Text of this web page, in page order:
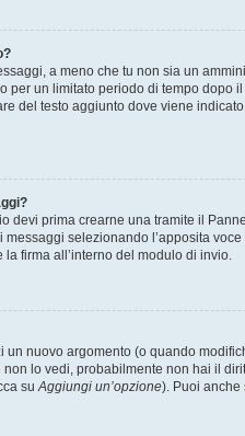
a meno che tu non sia un
per un limitato periodo di tempo dopo
del testo aggiunto dove viene
devi prima crearne una tramite il
selezionando l’apposita
firma all’interno del modulo di invio.
nuovo argomento (o quando
non lo vedi, probabilmente non hai il
su Aggiungi un’opzione). Puoi anche